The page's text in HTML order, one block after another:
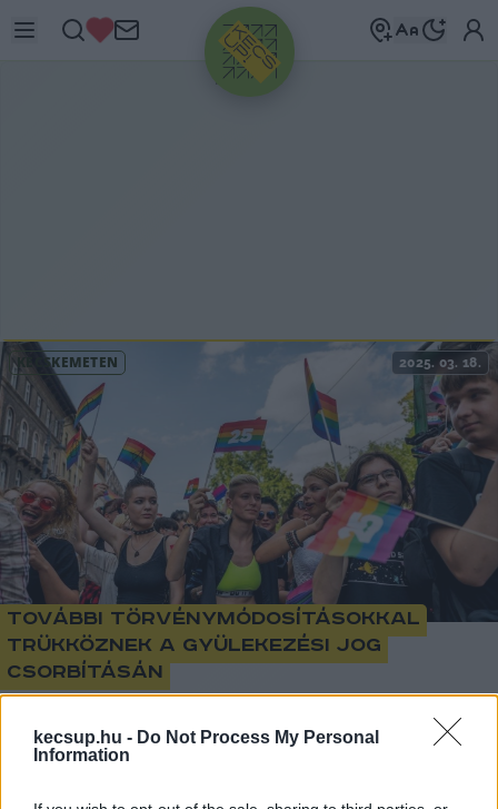
kecsup.hu - Do Not Process My Personal
Information
HIRDETÉS
KECSKEMÉTEN 2025. 03. 18.
További törvénymódosításokkal
trükköznek a gyülekezési jog
csorbításán
BZ 1perc